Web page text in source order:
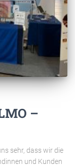
–
sehr, dass wir die
und Kunden